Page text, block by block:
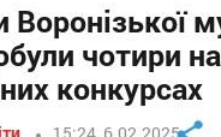
Воронізької
чотири
конкурсах
15:24, 6.02.2025